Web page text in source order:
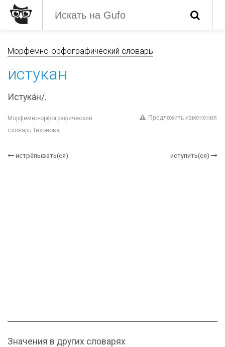
Морфемно-орфографический словарь
истукан
Истука́н/.
Морфемно-орфографический
словарь Тихонова
Предложить изменения
истрёпывать(ся) иступить(ся)
Значения в других словарях